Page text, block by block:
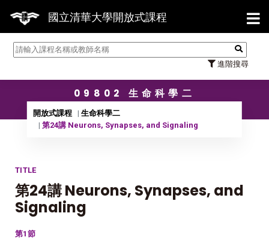
國立清華大學開放式課程
進階搜尋
【
09802 生命科學二
開放式課程
生命科學二
第24講 Neurons, Synapses, and Signaling
TITLE
第24講 Neurons, Synapses, and
Signaling
第1節